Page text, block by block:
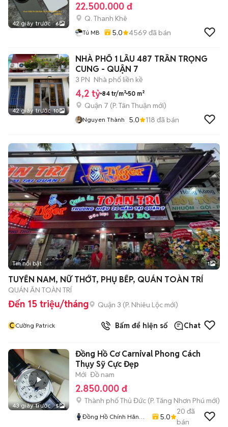
42 giây trước 6
22.500.000 đ
Q. Thanh Khê
Tú MB 5.0 4569 đã bán
42 giây trước 10
NHÀ PHỐ 1 LẦU 487 TRẦN TRỌNG
CUNG - QUẬN 7
3 PN Nhà phố liền kề
4,2 tỷ 84 tr/m² 50 m²
Quận 7 (P. Tân Thuận mới)
Nguyen Thành 5.0 118 đã bán
Tin nổi bật 1
TUYỂN NAM, NỮ THỚT, PHỤ BẾP, QUÁN TOÀN TRÍ
QUÁN ĂN TOÀN TRÍ
Đến 15 triệu/tháng Quận 3 (P. Nhiêu Lộc mới)
CCường Patrick Bấm để hiện số Chat
43 giây trước 5
Đồng Hồ Cơ Carnival Phong Cách
Thụy Sỹ Cực Đẹp
Mới Đồ nam
2.850.000 đ
Thành phố Thủ Đức (P. Tăng Nhơn Phú mới)
Đồng Hồ Chính Hãng
5.0
20 đã
bán